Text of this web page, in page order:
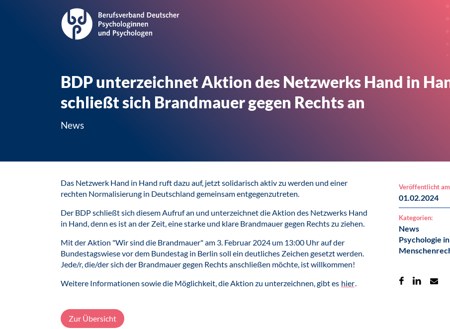
BDP unterzeichnet Aktion des Netzwerks Hand in
schließt sich Brandmauer gegen Rechts an
News
Das Netzwerk Hand in Hand ruft dazu auf, jetzt solidarisch aktiv zu werden und einer
rechten Normalisierung in Deutschland gemeinsam entgegenzutreten.
Der BDP schließt sich diesem Aufruf an und unterzeichnet die Aktion des Netzwerks Hand
in Hand, denn es ist an der Zeit, eine starke und klare Brandmauer gegen Rechts zu ziehen.
Mit der Aktion "Wir sind die Brandmauer" am 3. Februar 2024 um 13:00 Uhr auf der
Bundestagswiese vor dem Bundestag in Berlin soll ein deutliches Zeichen gesetzt werden.
Jede/r, die/der sich der Brandmauer gegen Rechts anschließen möchte, ist willkommen!
Weitere Informationen sowie die Möglichkeit, die Aktion zu unterzeichnen, gibt es hier.
Veröffentlicht
01.02.2024
Kategorien:
News
Psychologie
Zur Übersicht